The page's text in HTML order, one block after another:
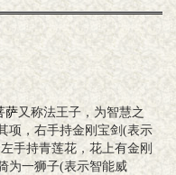
萨又称法王子，为智慧之
项，右手持金刚宝剑(表示
手持青莲花，花上有金刚
为一狮子(表示智能威